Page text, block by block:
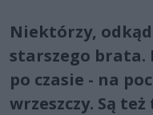
Niektórzy,
starszego brata.
po czasie - na
wrzeszczy. Są